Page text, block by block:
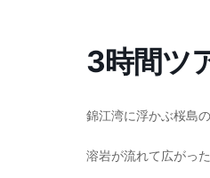
3時間ツ
錦江湾に浮かぶ桜島
溶岩が流れて広がっ